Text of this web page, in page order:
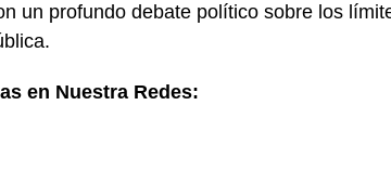
un profundo debate político sobre los
en Nuestra Redes: